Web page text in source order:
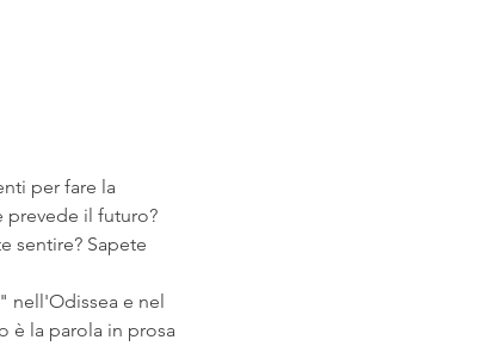
per fare la
prevede il futuro?
sentire? Sapete
nell'Odissea e nel
è la parola in prosa